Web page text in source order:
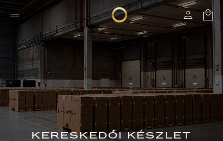
KERESKEDŐI KÉSZLET